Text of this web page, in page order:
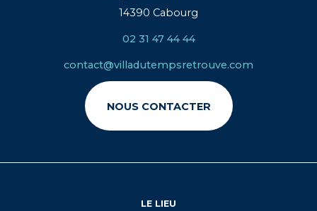
14390 Cabourg
02 31 47 44 44
contact@villadutempsretrouve.com
NOUS CONTACTER
LE LIEU